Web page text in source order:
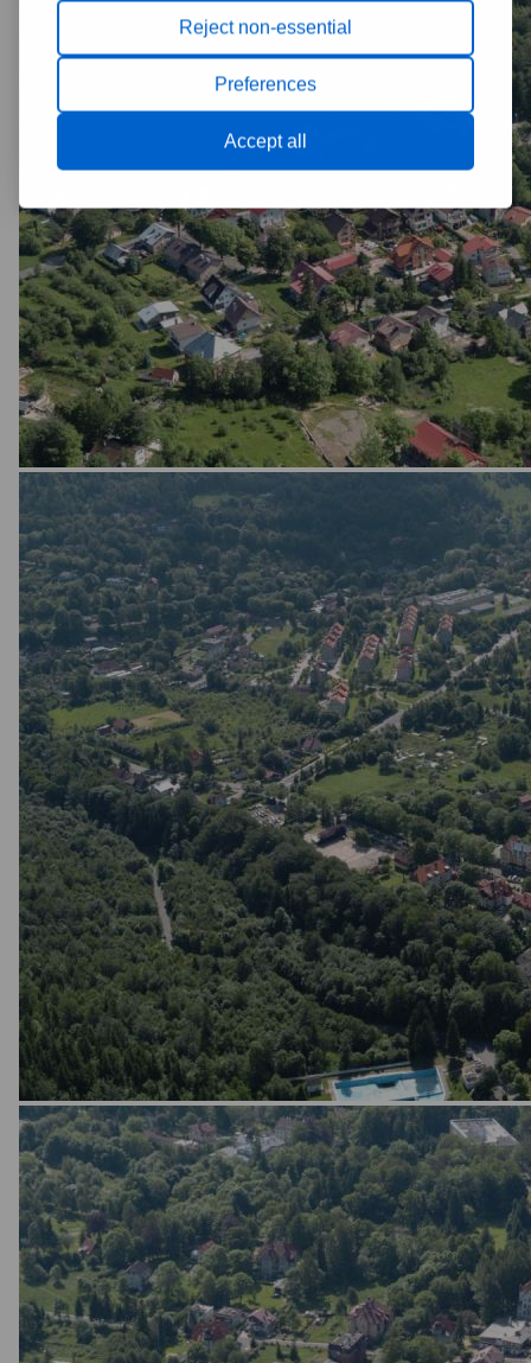
Reject non-essential
Preferences
Accept all